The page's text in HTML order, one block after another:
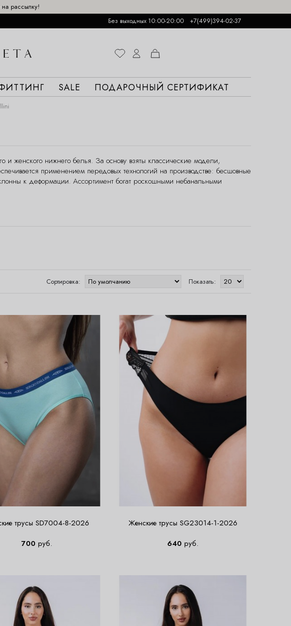
рассылку!
Без выходных 10:00-20:00 +7(499)394-02-37
SALE ПОДАРОЧНЫЙ СЕРТИФИКАТ
женского нижнего белья. За основу взяты классические модели,
применением передовых технологий на производстве: бесшовные
к деформации. Ассортимент богат роскошными небанальными
Сортировка: Показать:
трусы SD7004-8-2026
700 руб.
Женские трусы SG23014-1-2026
640 руб.